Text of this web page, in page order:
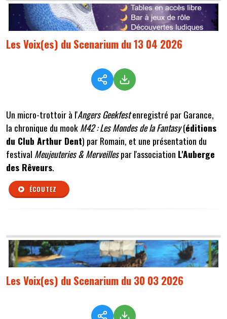
Les Voix(es) du Scenarium du 13 04 2026
Un micro-trottoir à l'Angers Geekfestenregistré par Garance,
la chronique du mookM42 : Les Mondes de la Fantasy(éditions
du Club Arthur Dent) par Romain, et une présentation du
festival Meujeuteries & Merveillespar l'association L'Auberge
des Rêveurs.
ÉCOUTEZ
Les Voix(es) du Scenarium du 30 03 2026